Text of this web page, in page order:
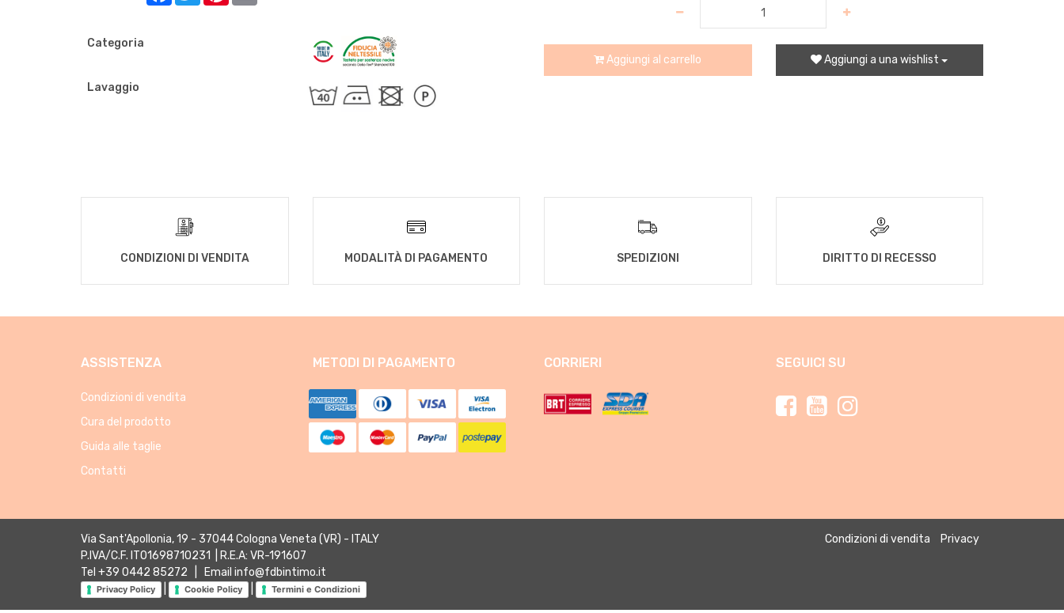
Categoria
Lavaggio
Aggiungi al carrello Aggiungi a una wishlist
CONDIZIONI DI VENDITA MODALITÀ DI PAGAMENTO SPEDIZIONI DIRITTO DI RECESSO
ASSISTENZA
Condizioni di vendita
Cura del prodotto
Guida alle taglie
Contatti
METODI DI PAGAMENTO CORRIERI SEGUICI SU
Via Sant'Apollonia, 19 - 37044 Cologna Veneta (VR) - ITALY
P.IVA/C.F. IT01698710231 | R.E.A: VR-191607
Tel +39 0442 85272 | Email info@fdbintimo.it
Privacy Policy Cookie Policy Termini e Condizioni
Condizioni di vendita Privacy